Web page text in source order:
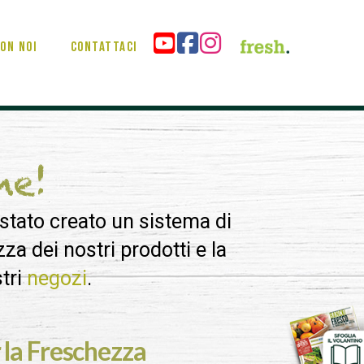
noi Contattaci
creato un sistema di
dei nostri prodotti e la
negozi.
Freschezza